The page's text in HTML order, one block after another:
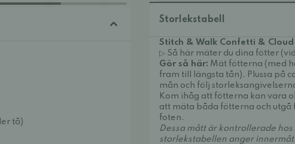
tå)
Storlekstabell
Stitch & Walk Confetti & Cloud
▷ Så här mäter du dina fötter
Gör så här: Mät fötterna (med
fram till längsta tån). Plussa på
mån och följ
Kom ihåg att fötterna kan vara
att mäta båda fötterna och utgå
foten.
Dessa mått är kontrollerade hos
storlekstabellen anger